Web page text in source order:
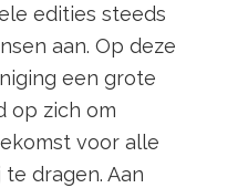
edities steeds
aan. Op deze
een grote
op zich om
voor alle
dragen. Aan